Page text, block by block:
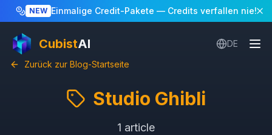
NEW Einmalige Credit-Pakete — Credits verfallen nie!
CubistAI
DE
Zurück zur Blog-Startseite
Studio Ghibli
1 article